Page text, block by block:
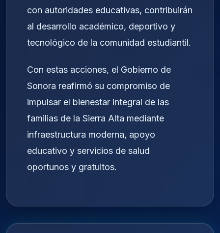
con autoridades educativas, contribuirán
al desarrollo académico, deportivo y
tecnológico de la comunidad estudiantil.
Con estas acciones, el Gobierno de
Sonora reafirmó su compromiso de
impulsar el bienestar integral de las
familias de la Sierra Alta mediante
infraestructura moderna, apoyo
educativo y servicios de salud
oportunos y gratuitos.